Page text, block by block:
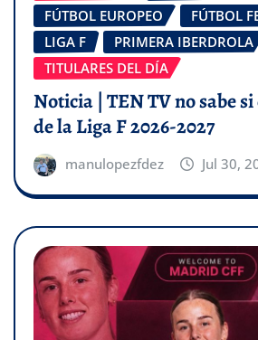
FÚTBOL EUROPEO
FÚTBOL
LIGA F
PRIMERA IBERDROLA
TITULARES DEL DÍA
Noticia | TEN TV no sabe
de la Liga F 2026-2027
manulopezfdez Jul 30,